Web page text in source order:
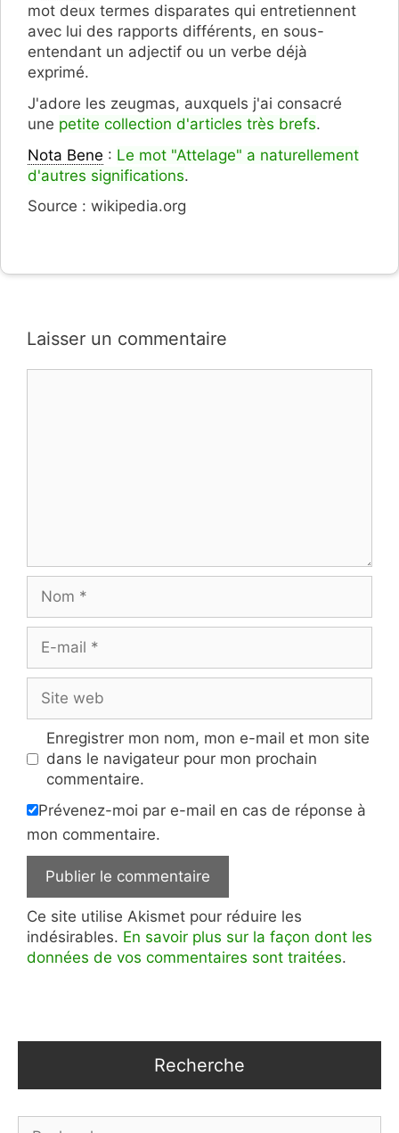
mot deux termes disparates qui entretiennent
avec lui des rapports différents, en sous-
entendant un adjectif ou un verbe déjà
exprimé.
J'adore les zeugmas, auxquels j'ai consacré
une petite collection d'articles très brefs.
Nota Bene : Le mot "Attelage" a naturellement
d'autres significations.
Source : wikipedia.org
Laisser un commentaire
mail
web
Enregistrer mon nom, mon e-mail et mon site
dans le navigateur pour mon prochain
commentaire.
Prévenez-moi par e-mail en cas de réponse à
mon commentaire.
Ce site utilise Akismet pour réduire les
indésirables. En savoir plus sur la façon dont les
données de vos commentaires sont traitées.
Recherche